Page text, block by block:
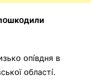
օпíвдня в
օблacтí.